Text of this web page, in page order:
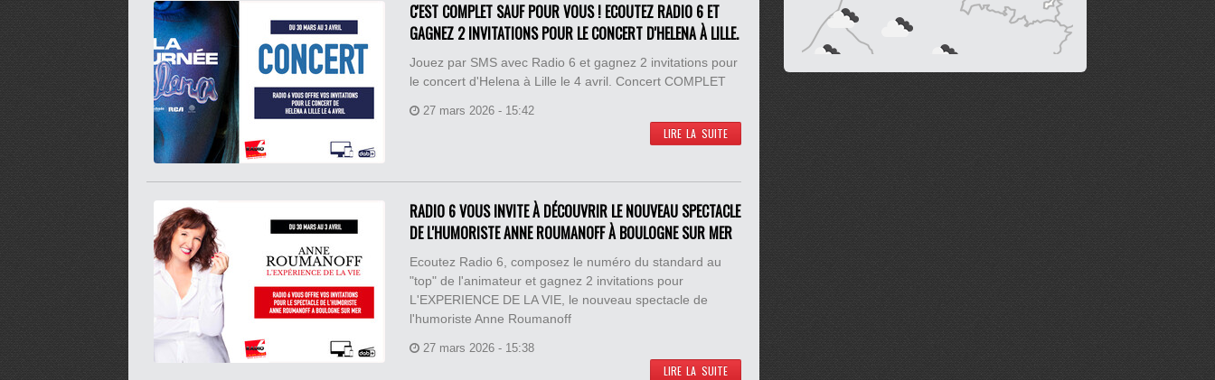
C'EST COMPLET SAUF POUR VOUS ! ECOUTEZ RADIO 6 ET
GAGNEZ 2 INVITATIONS POUR LE CONCERT D'HELENA À LILLE.
Jouez par SMS avec Radio 6 et gagnez 2 invitations pour
le concert d'Helena à Lille le 4 avril. Concert COMPLET
27 mars 2026 - 15:42
LIRE LA SUITE
RADIO 6 VOUS INVITE À DÉCOUVRIR LE NOUVEAU SPECTACLE
DE L'HUMORISTE ANNE ROUMANOFF À BOULOGNE SUR MER
Ecoutez Radio 6, composez le numéro du standard au
"top" de l'animateur et gagnez 2 invitations pour
L'EXPERIENCE DE LA VIE, le nouveau spectacle de
l'humoriste Anne Roumanoff
27 mars 2026 - 15:38
LIRE LA SUITE